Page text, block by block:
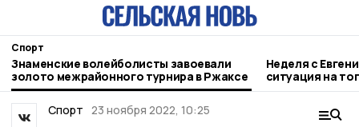
Спорт
Знаменские волейболисты завоевали
золото межрайонного турнира в Ржаксе
Неделя с
ситуация на
городе и
Спорт 23 ноября 2022, 10:25